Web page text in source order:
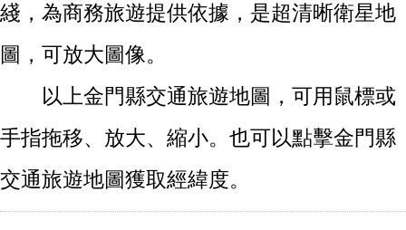
綫，為商務旅遊提供依據，是超清晰衛星地
圖，可放大圖像。
以上金門縣交通旅遊地圖，可用鼠標或
手指拖移、放大、縮小。也可以點擊金門縣
交通旅遊地圖獲取經緯度。